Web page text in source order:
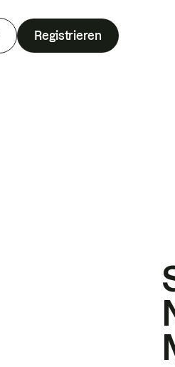
Registrieren